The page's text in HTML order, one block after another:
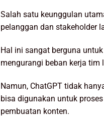
Salah satu keunggulan
pelanggan dan stakeholder
Hal ini sangat berguna
mengurangi beban kerja tim
Namun, ChatGPT tidak
bisa digunakan untuk
pembuatan konten.